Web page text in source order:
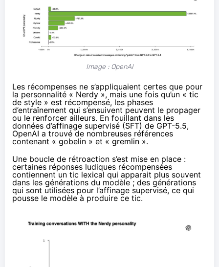
Image : OpenAI
Les récompenses ne s’appliquaient certes que pour
la personnalité « Nerdy », mais une fois qu’un « tic
de style » est récompensé, les phases
d’entraînement qui s’ensuivent peuvent le propager
ou le renforcer ailleurs. En fouillant dans les
données d’affinage supervisé (SFT) de GPT-5.5,
OpenAI a trouvé de nombreuses références
contenant « gobelin » et « gremlin ».
Une boucle de rétroaction s’est mise en place :
certaines réponses ludiques récompensées
contiennent un tic lexical qui apparait plus souvent
dans les générations du modèle ; des générations
qui sont utilisées pour l’affinage supervisé, ce qui
pousse le modèle à produire ce tic.